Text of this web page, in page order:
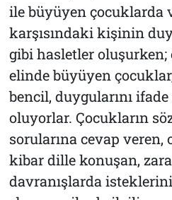
ile büyüyen çocuklarda
karşısındaki kişinin
gibi hasletler
elinde büyüyen
bencil, duygularını
oluyorlar. Çocukların
sorularına cevap
kibar dille konuşan,
davranışlarda